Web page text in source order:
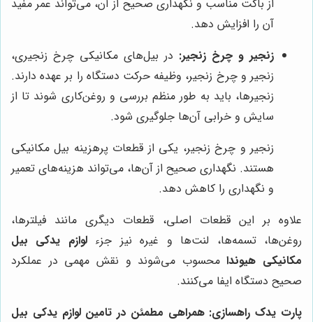
از باکت مناسب و نگهداری صحیح از آن، می‌تواند عمر مفید
آن را افزایش دهد.
زنجیر و چرخ زنجیر: در بیل‌های مکانیکی چرخ زنجیری،
زنجیر و چرخ زنجیر، وظیفه حرکت دستگاه را بر عهده دارند.
زنجیرها، باید به طور منظم بررسی و روغن‌کاری شوند تا از
سایش و خرابی آن‌ها جلوگیری شود.
زنجیر و چرخ زنجیر، یکی از قطعات پرهزینه بیل مکانیکی
هستند. نگهداری صحیح از آن‌ها، می‌تواند هزینه‌های تعمیر
و نگهداری را کاهش دهد.
علاوه بر این قطعات اصلی، قطعات دیگری مانند فیلترها،
روغن‌ها، تسمه‌ها، لنت‌ها و غیره نیز جزءلوازم یدکی بیل
مکانیکی هیوندامحسوب می‌شوند و نقش مهمی در عملکرد
صحیح دستگاه ایفا می‌کنند.
پارت یدک راهسازی: همراهی مطمئن در تامین لوازم یدکی بیل